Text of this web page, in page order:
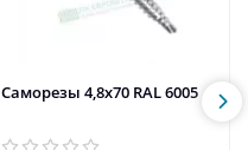
Саморезы 4,8х70 RAL 6005